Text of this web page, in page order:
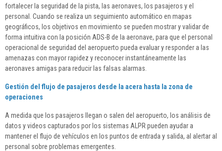
fortalecer la seguridad de la pista, las aeronaves, los pasajeros y el
personal. Cuando se realiza un seguimiento automático en mapas
geográficos, los objetivos en movimiento se pueden mostrar y validar de
forma intuitiva con la posición ADS-B de la aeronave, para que el personal
operacional de seguridad del aeropuerto pueda evaluar y responder a las
amenazas con mayor rapidez y reconocer instantáneamente las
aeronaves amigas para reducir las falsas alarmas.
Gestión del flujo de pasajeros desde la acera hasta la zona de
operaciones
A medida que los pasajeros llegan o salen del aeropuerto, los análisis de
datos y videos capturados por los sistemas ALPR pueden ayudar a
mantener el flujo de vehículos en los puntos de entrada y salida, al alertar al
personal sobre problemas emergentes.